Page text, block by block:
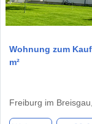
Wohnung zum
m²
Freiburg im